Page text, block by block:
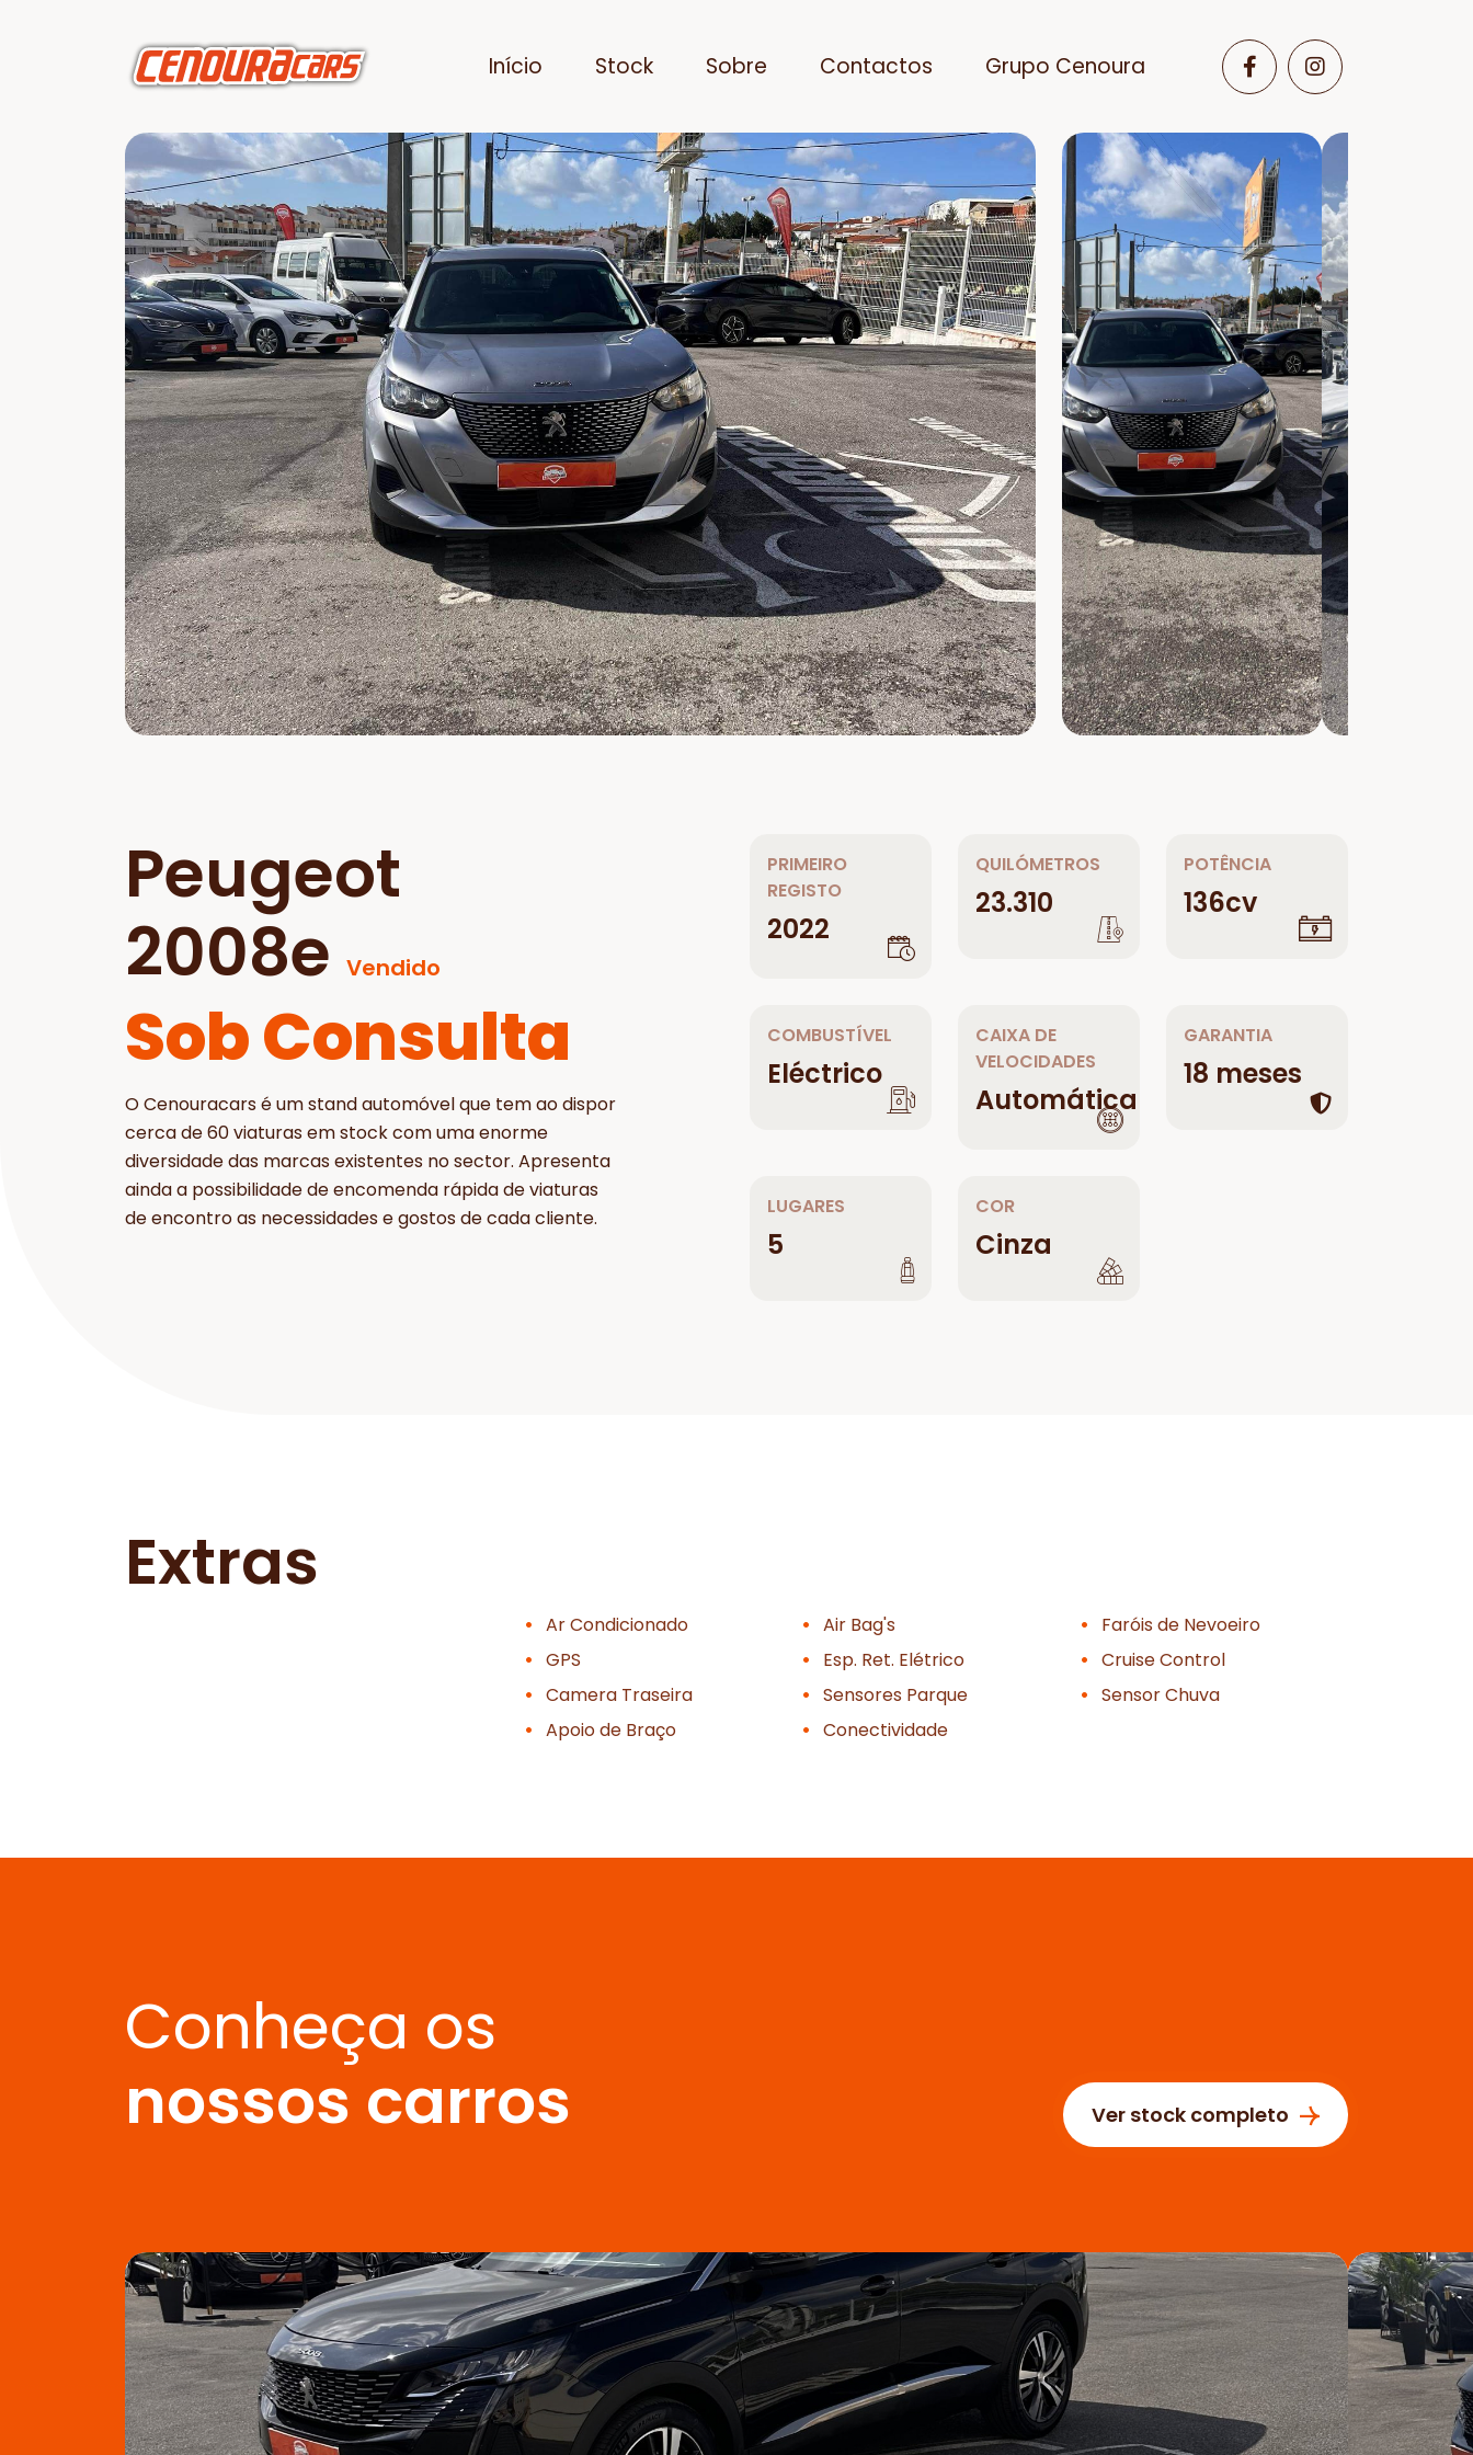
Início Stock Sobre Contactos Grupo Cenoura
Peugeot
2008e Vendido
Sob Consulta
O Cenouracars é um stand automóvel que tem ao dispor
cerca de 60 viaturas em stock com uma enorme
diversidade das marcas existentes no sector. Apresenta
ainda a possibilidade de encomenda rápida de viaturas
de encontro as necessidades e gostos de cada cliente.
PRIMEIRO
REGISTO
2022
QUILÓMETROS
23.310
POTÊNCIA
136cv
COMBUSTÍVEL
Eléctrico
CAIXA DE
VELOCIDADES
Automática
GARANTIA
18 meses
LUGARES
5
COR
Cinza
Extras
Ar Condicionado Air Bag's
Faróis de Nevoeiro
GPS
Esp. Ret. Elétrico
Cruise Control
Camera Traseira
Sensores Parque
Sensor Chuva
Apoio de Braço
Conectividade
Conheça os
nossos carros
Ver stock completo